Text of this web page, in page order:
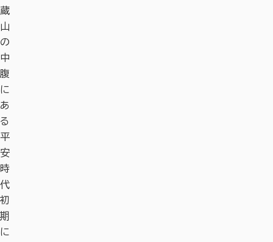
蔵
山
の
中
腹
に
あ
る
平
安
時
代
初
期
に